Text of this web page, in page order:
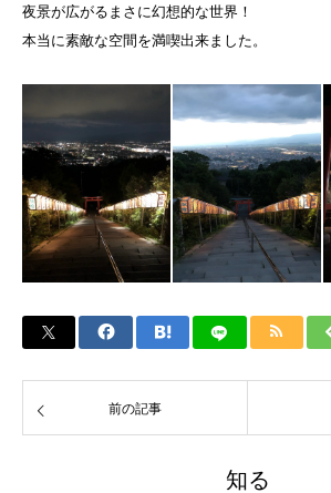
夜景が広がるまさに幻想的な世界！
本当に素敵な空間を満喫出来ました。
前の記事
知る